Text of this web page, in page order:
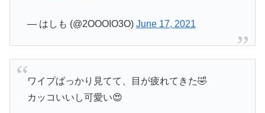
— はしも (@2OOOIO3O) June 17, 2021
ワイプばっかり見てて、目が疲れてきた🤣
カッコいいし可愛い😍